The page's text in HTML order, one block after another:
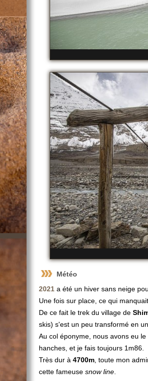
Météo
2021 a été un hiver sans neige
Une fois sur place, ce qui
De ce fait le trek du village de
skis) s'est un peu transformé en
Au col éponyme, nous avons eu
hanches, et je fais toujours 1m86.
Très dur à 4700m , toute mon
cette fameuse snow line